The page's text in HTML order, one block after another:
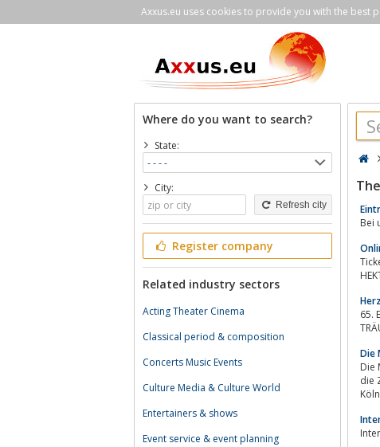
Axxus.eu uses cookies to provide you with the best
Where do you want to search?
State:
City:
Refresh city
Register company
Related industry sectors
Acting Theater Cinema
Classical period & composition
Concerts Music Events
Culture Media & Culture World
Entertainers & shows
Event service & event planning
Bei
Tickets für Konzerte,
65. Bad
Die
Die
die